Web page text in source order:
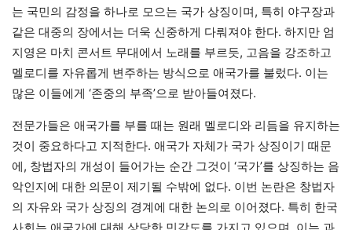
는 국민의 감정을 하나로 모으는 국가 상징이며, 특히 야구장과
같은 대중의 장에서는 더욱 신중하게 다뤄져야 한다. 하지만 엄
지영은 마치 콘서트 무대에서 노래를 부르듯, 고음을 강조하고
멜로디를 자유롭게 변주하는 방식으로 애국가를 불렀다. 이는
많은 이들에게 ‘존중의 부족’으로 받아들여졌다.
전문가들은 애국가를 부를 때는 원래 멜로디와 리듬을 유지하는
것이 중요하다고 지적한다. 애국가 자체가 국가 상징이기 때문
에, 창법자의 개성이 들어가는 순간 그것이 ‘국가’를 상징하는 음
악인지에 대한 의문이 제기될 수밖에 없다. 이번 논란은 창법자
의 자유와 국가 상징의 경계에 대한 논의로 이어졌다. 특히 한국